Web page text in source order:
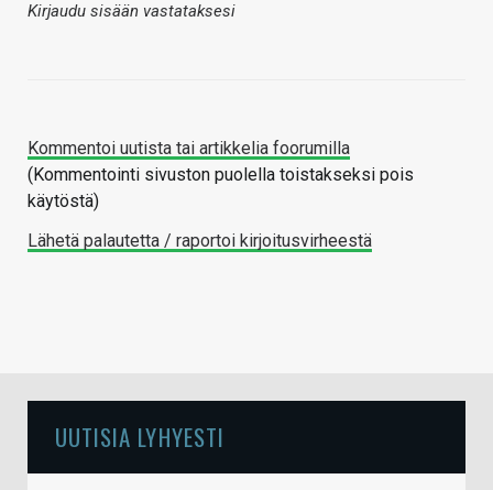
Kirjaudu sisään vastataksesi
Kommentoi uutista tai artikkelia foorumilla
(Kommentointi sivuston puolella toistakseksi pois
käytöstä)
Lähetä palautetta / raportoi kirjoitusvirheestä
UUTISIA LYHYESTI